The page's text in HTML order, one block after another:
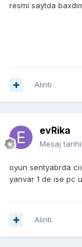
resmi saytda
Alıntı
evRika
Mesaj tarihi:
oyun sentyabrda
yanvar 1 de ise pc
Alıntı